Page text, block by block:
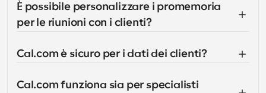
È possibile personalizzare i promemoria
per le riunioni con i clienti?
Cal.com è sicuro per i dati dei clienti?
Cal.com funziona sia per specialisti